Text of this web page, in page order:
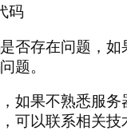
码
否存在问题，如
题。
如果不熟悉服务
可以联系相关技